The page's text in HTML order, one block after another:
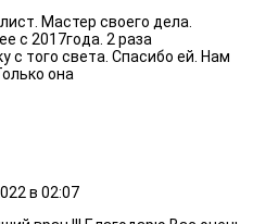
Мастер своего дела.
с 2017года. 2 раза
того света. Спасибо ей. Нам
она
в 02:07